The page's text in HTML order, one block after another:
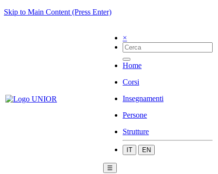
Skip to Main Content (Press Enter)
×
Home
Corsi
Insegnamenti
Persone
Strutture
IT EN
☰